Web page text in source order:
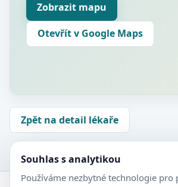
Zobrazit mapu
Otevřít v Google Maps
Zpět na detail lékaře
Souhlas s analytikou
Používáme nezbytné technologie pro